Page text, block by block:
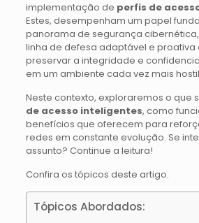
implementação de perfis de
Estes, desempenham um papel
panorama de segurança
linha de defesa adaptável e proativa
preservar a integridade e
em um ambiente cada vez mais
Neste contexto, exploraremos o que
de acesso inteligentes, como
benefícios que oferecem para
redes em constante evolução. Se
assunto? Continue a leitura!
Confira os tópicos deste artigo.
Tópicos Abordados: